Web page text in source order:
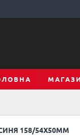
158/54X50ММ